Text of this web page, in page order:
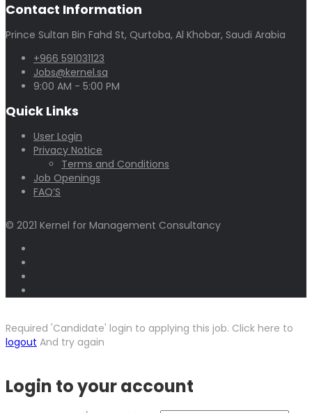
Contact Information
Prince Sultan Bin Fahd St, Qurtoba, Al Khobar, Saudi Arabia
+966 591031123
Jobs@kernel.sa
9:00 AM - 5:00 PM
Quick Links
User Login
Privacy Notice
Terms and Conditions
Job Openings
FAQ’S
© 2021 Kernel for Management Consultancy
Required 'Candidate' login to applying this job. Click here to
logout And try again
Login to your account